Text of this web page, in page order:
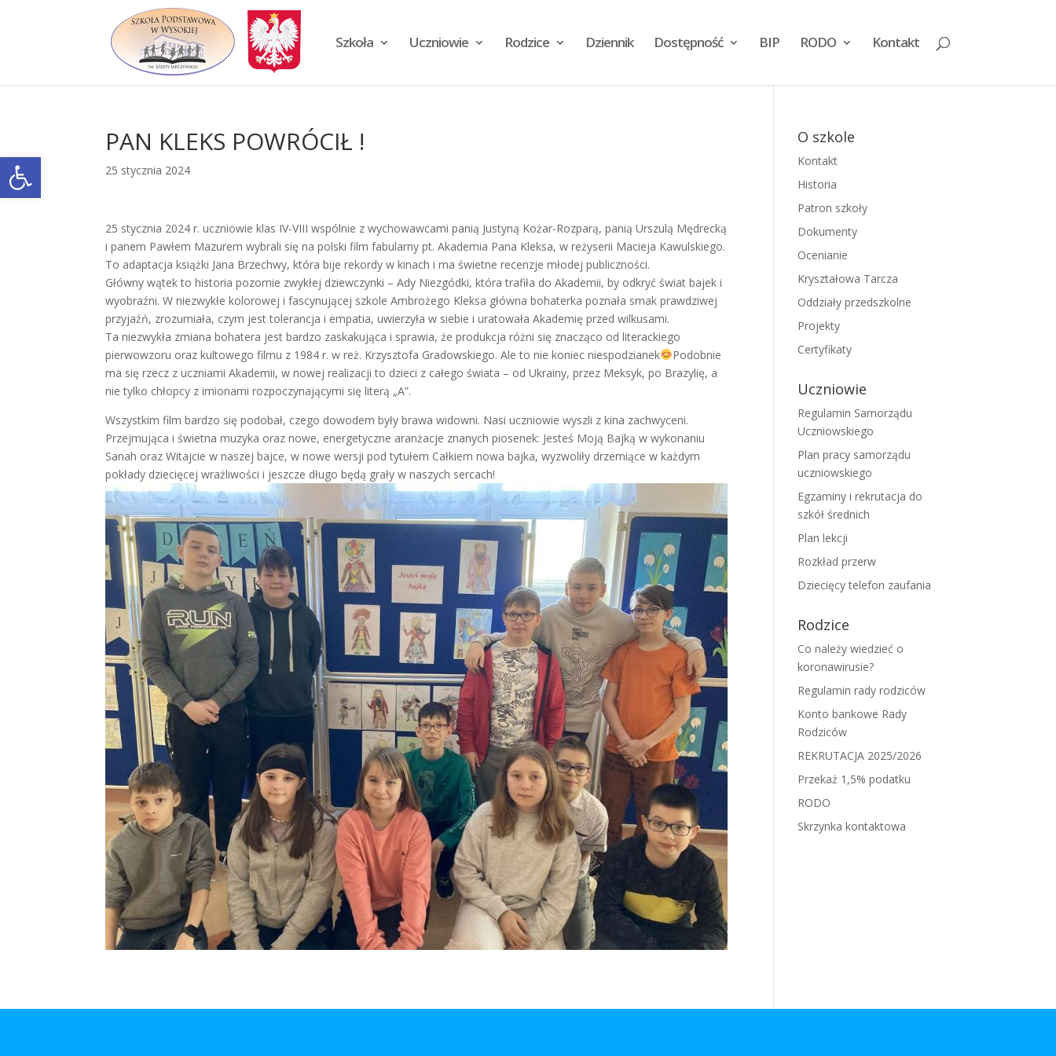
Otwórz pasek narzędzi
Szkoła Uczniowie Rodzice Dziennik Dostępność BIP RODO Kontakt
PAN KLEKS POWRÓCIŁ !
25 stycznia 2024
25 stycznia 2024 r. uczniowie klas IV-VIII wspólnie z wychowawcami panią Justyną Kożar-Rozparą, panią Urszulą Mędrecką
i panem Pawłem Mazurem wybrali się na polski film fabularny pt. Akademia Pana Kleksa, w reżyserii Macieja Kawulskiego.
To adaptacja książki Jana Brzechwy, która bije rekordy w kinach i ma świetne recenzje młodej publiczności.
Główny wątek to historia pozornie zwykłej dziewczynki – Ady Niezgódki, która trafiła do Akademii, by odkryć świat bajek i
wyobraźni. W niezwykłe kolorowej i fascynującej szkole Ambrożego Kleksa główna bohaterka poznała smak prawdziwej
przyjaźń, zrozumiała, czym jest tolerancja i empatia, uwierzyła w siebie i uratowała Akademię przed wilkusami.
Ta niezwykła zmiana bohatera jest bardzo zaskakująca i sprawia, że produkcja różni się znacząco od literackiego
pierwowzoru oraz kultowego filmu z 1984 r. w reż. Krzysztofa Gradowskiego. Ale to nie koniec niespodzianek
Podobnie
ma się rzecz z uczniami Akademii, w nowej realizacji to dzieci z całego świata – od Ukrainy, przez Meksyk, po Brazylię, a
nie tylko chłopcy z imionami rozpoczynającymi się literą „A”.
Wszystkim film bardzo się podobał, czego dowodem były brawa widowni. Nasi uczniowie wyszli z kina zachwyceni.
Przejmująca i świetna muzyka oraz nowe, energetyczne aranżacje znanych piosenek: Jesteś Moją Bajką w wykonaniu
Sanah oraz Witajcie w naszej bajce, w nowe wersji pod tytułem Całkiem nowa bajka, wyzwoliły drzemiące w każdym
pokłady dziecięcej wrażliwości i jeszcze długo będą grały w naszych sercach!
O szkole
Kontakt
Historia
Patron szkoły
Dokumenty
Ocenianie
Kryształowa Tarcza
Oddziały przedszkolne
Projekty
Certyfikaty
Uczniowie
Regulamin Samorządu
Uczniowskiego
Plan pracy samorządu
uczniowskiego
Egzaminy i rekrutacja do
szkół średnich
Plan lekcji
Rozkład przerw
Dziecięcy telefon zaufania
Rodzice
Co należy wiedzieć o
koronawirusie?
Regulamin rady rodziców
Konto bankowe Rady
Rodziców
REKRUTACJA 2025/2026
Przekaż 1,5% podatku
RODO
Skrzynka kontaktowa